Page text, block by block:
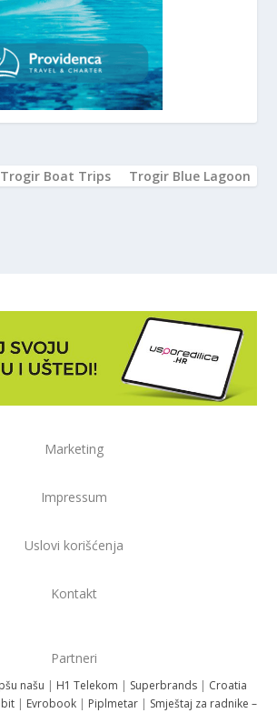
Trogir Boat Trips Trogir Blue Lagoon
Marketing
Impressum
Uslovi korišćenja
Kontakt
Partneri
našu | H1 Telekom | Superbrands| Croatia
| Evrobook| Piplmetar| Smještaj za radnike –